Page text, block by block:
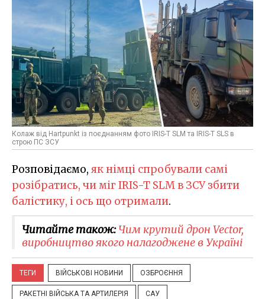
Колаж від Hartpunkt із поєднанням фото IRIS-T SLM та IRIS-T SLS в
строю ПС ЗСУ
Розповідаємо, як німці спробували самі
розібратись, чи міг IRIS-T SLM в ЗСУ збити
балістику, і ось що отримали.
Читайте також:Чим крутий дрон Vector,
виробництво якого налагоджене в Україні
ТЕГИ ВІЙСЬКОВІ НОВИНИ ОЗБРОЄННЯ
РАКЕТНІ ВІЙСЬКА ТА АРТИЛЕРІЯ САУ